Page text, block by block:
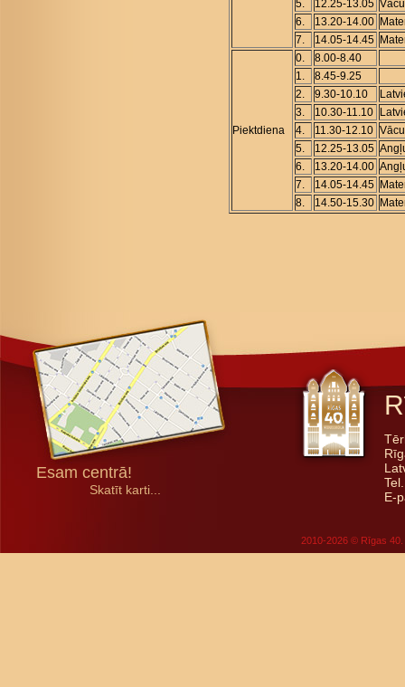
5.
12.25-13.05
6.
13.20-14.00
7.
14.05-14.45
Piektdiena
0.
8.00-8.40
1.
8.45-9.25
2.
9.30-10.10
3.
10.30-11.10
4.
11.30-12.10
5.
12.25-13.05
6.
13.20-14.00
7.
14.05-14.45
8.
14.50-15.30
Esam centrā!
Skatīt karti...
E-
2010-2026 © Rīgas